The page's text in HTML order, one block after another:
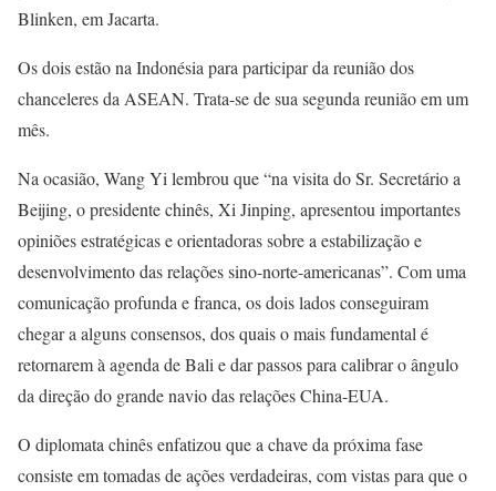
Blinken, em Jacarta.
Os dois estão na Indonésia para participar da reunião dos
chanceleres da ASEAN. Trata-se de sua segunda reunião em um
mês.
Na ocasião, Wang Yi lembrou que “na visita do Sr. Secretário a
Beijing, o presidente chinês, Xi Jinping, apresentou importantes
opiniões estratégicas e orientadoras sobre a estabilização e
desenvolvimento das relações sino-norte-americanas”. Com uma
comunicação profunda e franca, os dois lados conseguiram
chegar a alguns consensos, dos quais o mais fundamental é
retornarem à agenda de Bali e dar passos para calibrar o ângulo
da direção do grande navio das relações China-EUA.
O diplomata chinês enfatizou que a chave da próxima fase
consiste em tomadas de ações verdadeiras, com vistas para que o